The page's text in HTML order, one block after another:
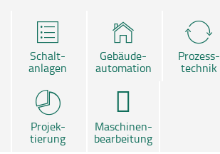
Schalt-
anlagen
Gebäude-
automation
Prozess-
technik
Projek-
tierung
Maschinen-
bearbeitung